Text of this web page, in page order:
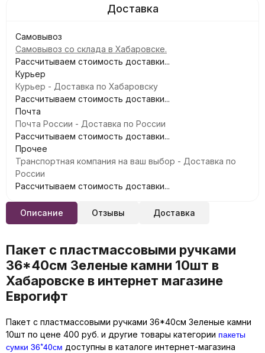
Самовывоз
Самовывоз со склада в Хабаровске.
Рассчитываем стоимость доставки...
Курьер
Курьер - Доставка по Хабаровску
Рассчитываем стоимость доставки...
Почта
Почта России - Доставка по России
Рассчитываем стоимость доставки...
Прочее
Транспортная компания на ваш выбор - Доставка по
России
Рассчитываем стоимость доставки...
Описание Отзывы Доставка
Пакет с пластмассовыми ручками
36*40см Зеленые камни 10шт в
Хабаровске в интернет магазине
Еврогифт
Пакет с пластмассовыми ручками 36*40см Зеленые камни
10шт по цене 400 руб. и другие товары категории пакеты
сумки 36*40см доступны в каталоге интернет-магазина